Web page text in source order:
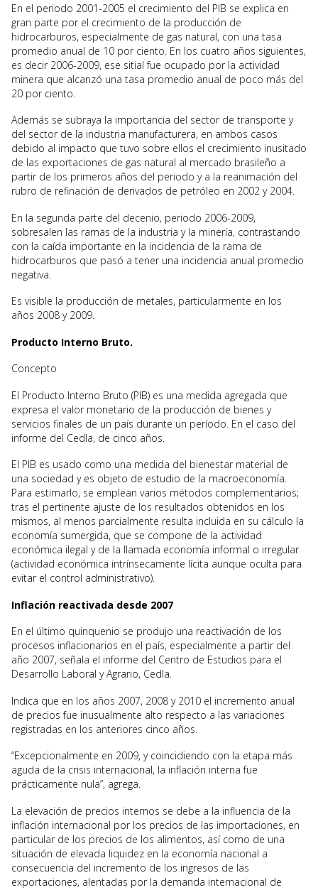
En el periodo 2001-2005 el crecimiento del PIB se explica en
gran parte por el crecimiento de la producción de
hidrocarburos, especialmente de gas natural, con una tasa
promedio anual de 10 por ciento. En los cuatro años siguientes,
es decir 2006-2009, ese sitial fue ocupado por la actividad
minera que alcanzó una tasa promedio anual de poco más del
20 por ciento.
Además se subraya la importancia del sector de transporte y
del sector de la industria manufacturera, en ambos casos
debido al impacto que tuvo sobre ellos el crecimiento inusitado
de las exportaciones de gas natural al mercado brasileño a
partir de los primeros años del periodo y a la reanimación del
rubro de refinación de derivados de petróleo en 2002 y 2004.
En la segunda parte del decenio, periodo 2006-2009,
sobresalen las ramas de la industria y la minería, contrastando
con la caída importante en la incidencia de la rama de
hidrocarburos que pasó a tener una incidencia anual promedio
negativa.
Es visible la producción de metales, particularmente en los
años 2008 y 2009.
Producto Interno Bruto.
Concepto
El Producto Interno Bruto (PIB) es una medida agregada que
expresa el valor monetario de la producción de bienes y
servicios finales de un país durante un período. En el caso del
informe del Cedla, de cinco años.
El PIB es usado como una medida del bienestar material de
una sociedad y es objeto de estudio de la macroeconomía.
Para estimarlo, se emplean varios métodos complementarios;
tras el pertinente ajuste de los resultados obtenidos en los
mismos, al menos parcialmente resulta incluida en su cálculo la
economía sumergida, que se compone de la actividad
económica ilegal y de la llamada economía informal o irregular
(actividad económica intrínsecamente lícita aunque oculta para
evitar el control administrativo).
Inflación reactivada desde 2007
En el último quinquenio se produjo una reactivación de los
procesos inflacionarios en el país, especialmente a partir del
año 2007, señala el informe del Centro de Estudios para el
Desarrollo Laboral y Agrario, Cedla.
Indica que en los años 2007, 2008 y 2010 el incremento anual
de precios fue inusualmente alto respecto a las variaciones
registradas en los anteriores cinco años.
“Excepcionalmente en 2009, y coincidiendo con la etapa más
aguda de la crisis internacional, la inflación interna fue
prácticamente nula”, agrega.
La elevación de precios internos se debe a la influencia de la
inflación internacional por los precios de las importaciones, en
particular de los precios de los alimentos, así como de una
situación de elevada liquidez en la economía nacional a
consecuencia del incremento de los ingresos de las
exportaciones, alentadas por la demanda internacional de